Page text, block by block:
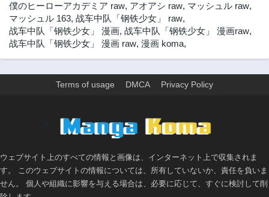
僕のヒーローアカデミア raw, アオアシ raw, マッシュル raw,
マッシュル 163, 战车中队「钢铁少女」 raw,
战车中队「钢铁少女」 漫画, 战车中队「钢铁少女」 漫画raw,
战车中队「钢铁少女」 漫画 raw, 漫画 koma,
Terms of usage DMCA Privacy Policy
ウェブサイト上のすべての情報と画像は、インターネット上で収集されま
す。 このウェブサイトの情報については、所有していないか、責任を負いま
せん。 個人や組織に影響を与える場合は、必要に応じて、すぐに検討して削